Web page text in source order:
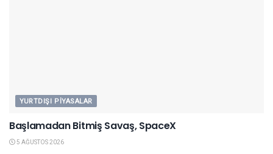
YURTDIŞI PIYASALAR
Başlamadan Bitmiş Savaş, SpaceX
5 AĞUSTOS 2026